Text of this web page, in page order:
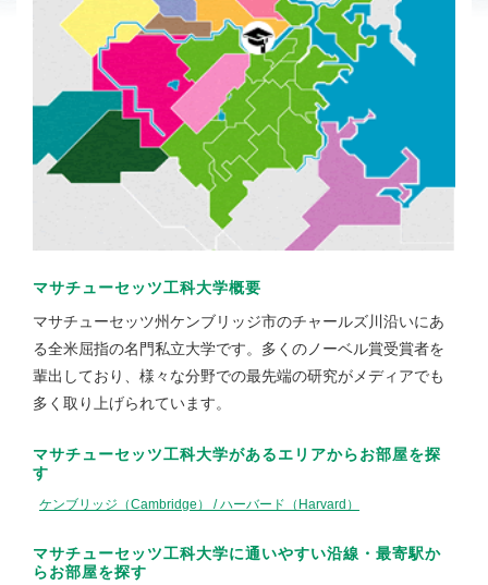
マサチューセッツ工科大学概要
マサチューセッツ州ケンブリッジ市のチャールズ川沿いにあ
る全米屈指の名門私立大学です。多くのノーベル賞受賞者を
輩出しており、様々な分野での最先端の研究がメディアでも
多く取り上げられています。
マサチューセッツ工科大学があるエリアからお部屋を探
す
ケンブリッジ（Cambridge） / ハーバード（Harvard）
マサチューセッツ工科大学に通いやすい沿線・最寄駅か
らお部屋を探す